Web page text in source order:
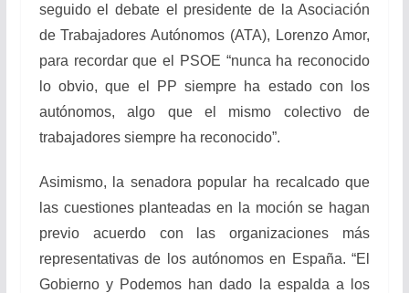
seguido el debate el presidente de la Asociación
de Trabajadores Autónomos (ATA), Lorenzo Amor,
para recordar que el PSOE “nunca ha reconocido
lo obvio, que el PP siempre ha estado con los
autónomos, algo que el mismo colectivo de
trabajadores siempre ha reconocido”.
Asimismo, la senadora popular ha recalcado que
las cuestiones planteadas en la moción se hagan
previo acuerdo con las organizaciones más
representativas de los autónomos en España. “El
Gobierno y Podemos han dado la espalda a los